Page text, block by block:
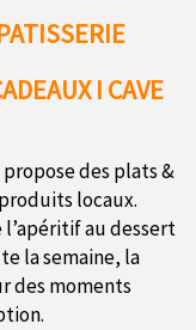
I CAVE
des plats &
locaux.
l’apéritif au dessert
la semaine, la
des moments